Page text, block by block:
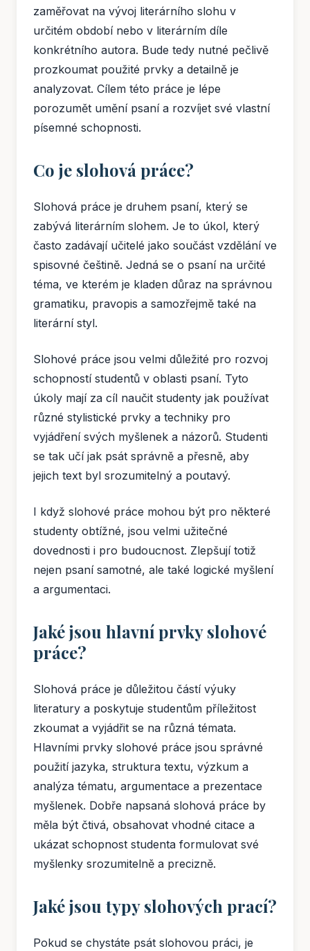
zaměřovat na vývoj literárního slohu v
určitém období nebo v literárním díle
konkrétního autora. Bude tedy nutné pečlivě
prozkoumat použité prvky a detailně je
analyzovat. Cílem této práce je lépe
porozumět umění psaní a rozvíjet své vlastní
písemné schopnosti.
Co je slohová práce?
Slohová práce je druhem psaní, který se
zabývá literárním slohem. Je to úkol, který
často zadávají učitelé jako součást vzdělání ve
spisovné češtině. Jedná se o psaní na určité
téma, ve kterém je kladen důraz na správnou
gramatiku, pravopis a samozřejmě také na
literární styl.
Slohové práce jsou velmi důležité pro rozvoj
schopností studentů v oblasti psaní. Tyto
úkoly mají za cíl naučit studenty jak používat
různé stylistické prvky a techniky pro
vyjádření svých myšlenek a názorů. Studenti
se tak učí jak psát správně a přesně, aby
jejich text byl srozumitelný a poutavý.
I když slohové práce mohou být pro některé
studenty obtížné, jsou velmi užitečné
dovednosti i pro budoucnost. Zlepšují totiž
nejen psaní samotné, ale také logické myšlení
a argumentaci.
Jaké jsou hlavní prvky slohové
práce?
Slohová práce je důležitou částí výuky
literatury a poskytuje studentům příležitost
zkoumat a vyjádřit se na různá témata.
Hlavními prvky slohové práce jsou správné
použití jazyka, struktura textu, výzkum a
analýza tématu, argumentace a prezentace
myšlenek. Dobře napsaná slohová práce by
měla být čtivá, obsahovat vhodné citace a
ukázat schopnost studenta formulovat své
myšlenky srozumitelně a precizně.
Jaké jsou typy slohových prací?
Pokud se chystáte psát slohovou práci, je